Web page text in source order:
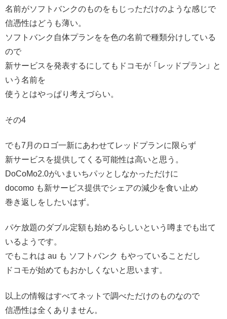
名前がソフトバンクのものをもじっただけのような感じで
信憑性はどうも薄い。
ソフトバンク自体プランをを色の名前で種類分けしている
ので
新サービスを発表するにしてもドコモが 「レッドプラン」 と
いう名前を
使うとはやっぱり考えづらい。
その4
でも7月のロゴ一新にあわせてレッドプランに限らず
新サービスを提供してくる可能性は高いと思う。
DoCoMo2.0がいまいちパッとしなかっただけに
docomo も新サービス提供でシェアの減少を食い止め
巻き返しをしたいはず。
パケ放題のダブル定額も始めるらしいという噂までも出て
いるようです。
でもこれは au も ソフトバンク もやっていることだし
ドコモが始めてもおかしくないと思います。
以上の情報はすべてネットで調べただけのものなので
信憑性は全くありません。